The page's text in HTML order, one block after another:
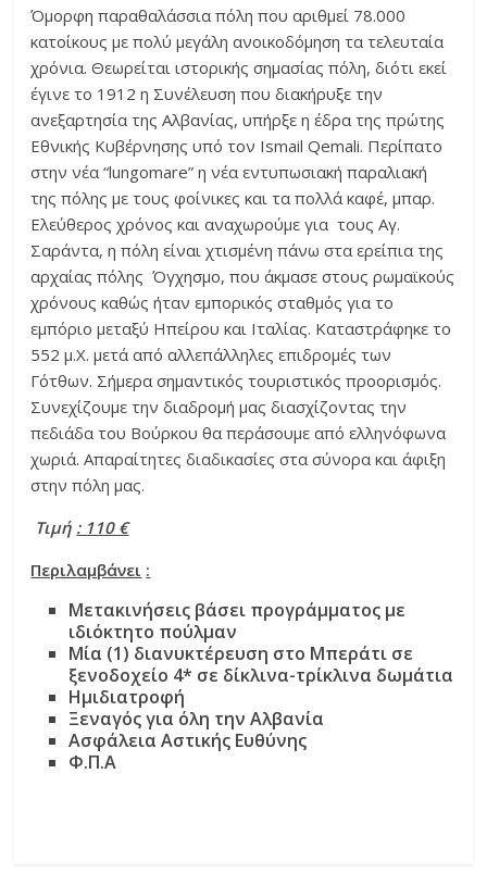
Όμορφη παραθαλάσσια πόλη που αριθμεί 78.000
κατοίκους με πολύ μεγάλη ανοικοδόμηση τα τελευταία
χρόνια. Θεωρείται ιστορικής σημασίας πόλη, διότι εκεί
έγινε το 1912 η Συνέλευση που διακήρυξε την
ανεξαρτησία της Αλβανίας, υπήρξε η έδρα της πρώτης
Εθνικής Κυβέρνησης υπό τον Ismail Qemali. Περίπατο
στην νέα “lungomare” η νέα εντυπωσιακή παραλιακή
της πόλης με τους φοίνικες και τα πολλά καφέ, μπαρ.
Ελεύθερος χρόνος και αναχωρούμε για τους Αγ.
Σαράντα, η πόλη είναι χτισμένη πάνω στα ερείπια της
αρχαίας πόλης Όγχησμο, που άκμασε στους ρωμαϊκούς
χρόνους καθώς ήταν εμπορικός σταθμός για το
εμπόριο μεταξύ Ηπείρου και Ιταλίας. Καταστράφηκε το
552 μ.Χ. μετά από αλλεπάλληλες επιδρομές των
Γότθων. Σήμερα σημαντικός τουριστικός προορισμός.
Συνεχίζουμε την διαδρομή μας διασχίζοντας την
πεδιάδα του Βούρκου θα περάσουμε από ελληνόφωνα
χωριά. Απαραίτητες διαδικασίες στα σύνορα και άφιξη
στην πόλη μας.
Τιμή : 110 €
Περιλαμβάνει :
Μετακινήσεις βάσει προγράμματος με
ιδιόκτητο πούλμαν
Μία (1) διανυκτέρευση στο Μπεράτι σε
ξενοδοχείο 4* σε δίκλινα-τρίκλινα δωμάτια
Ημιδιατροφή
Ξεναγός για όλη την Αλβανία
Ασφάλεια Αστικής Ευθύνης
Φ.Π.Α